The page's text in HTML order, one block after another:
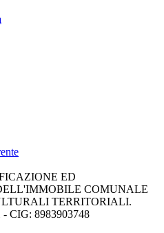
ED
COMUNALE
TERRITORIALI.
- CIG: 8983903748